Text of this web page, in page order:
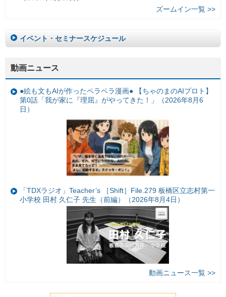
ズームイン一覧 >>
イベント・セミナースケジュール
動画ニュース
●絵も文もAIが作ったペラペラ漫画● 【ちゃのまのAIプロト】
第0話「我が家に『理屈』がやってきた！」（2026年8月6
日）
「TDXラジオ」Teacher’s ［Shift］File.279 板橋区立志村第一
小学校 田村 久仁子 先生（前編）（2026年8月4日）
動画ニュース一覧 >>